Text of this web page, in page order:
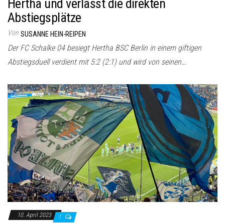
Hertha und verlässt die direkten
Abstiegsplätze
Von SUSANNE HEIN-REIPEN
Der FC Schalke 04 besiegt Hertha BSC Berlin in einem giftigen
Abstiegsduell verdient mit 5:2 (2:1) und wird von seinen…
10. April 2023 1